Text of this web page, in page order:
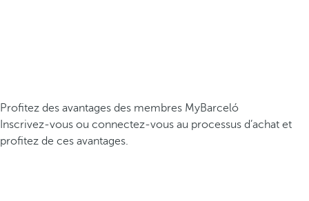
Profitez des avantages des membres MyBarceló
Inscrivez-vous ou connectez-vous au processus d’achat et
profitez de ces avantages.